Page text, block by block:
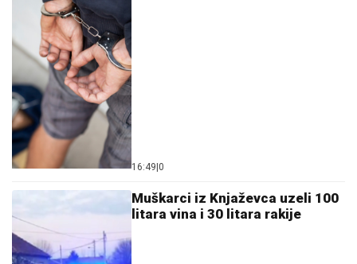
16:49 0
Muškarci iz Knjaževca uzeli 100
litara vina i 30 litara rakije